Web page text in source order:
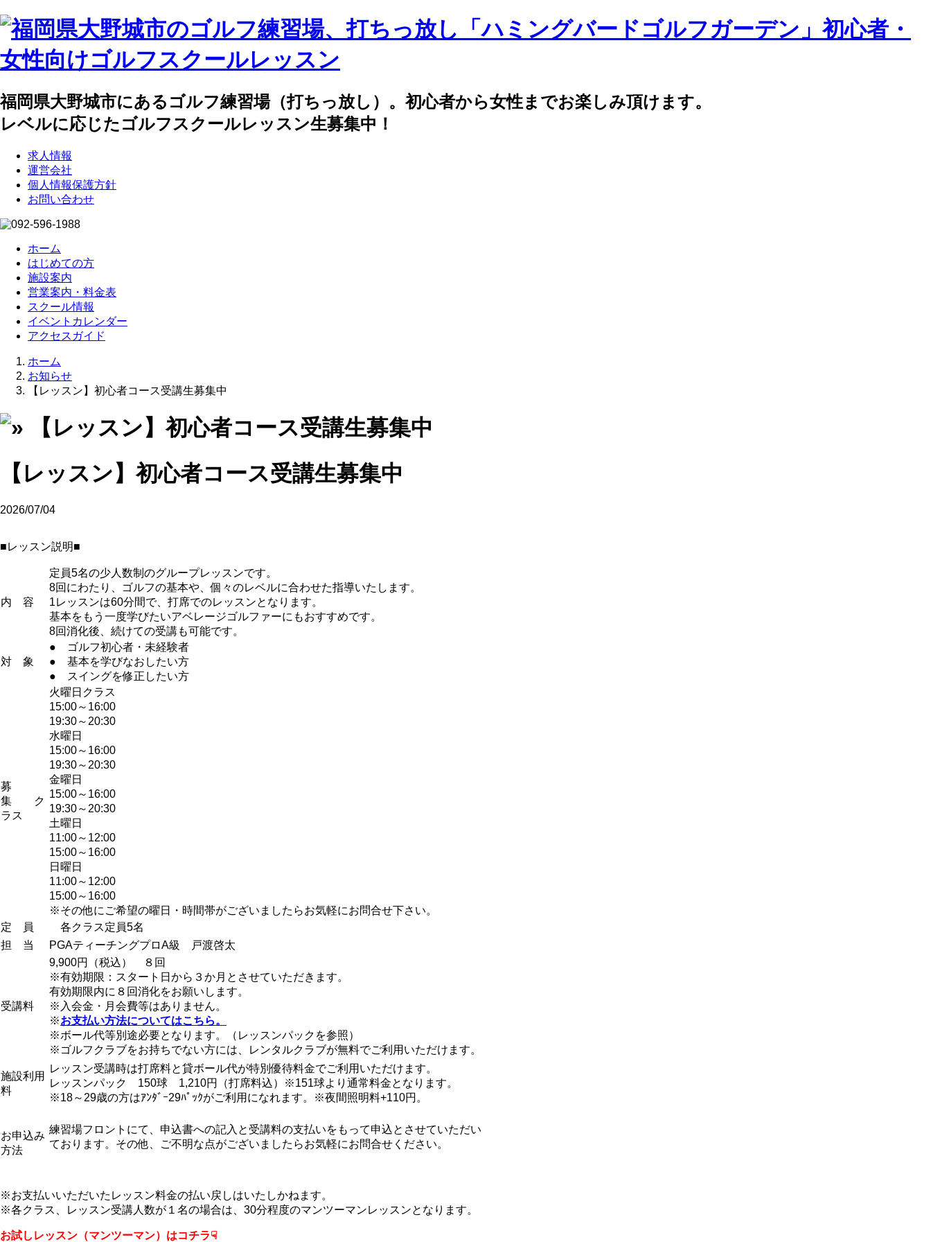
福岡県大野城市にあるゴルフ練習場（打ちっ放し）。初心者から女性までお楽しみ頂けます。
レベルに応じたゴルフスクールレッスン生募集中！
求人情報
運営会社
個人情報保護方針
お問い合わせ
ホーム
はじめての方
施設案内
営業案内・料金表
スクール情報
イベントカレンダー
アクセスガイド
ホーム
お知らせ
【レッスン】初心者コース受講生募集中
【レッスン】初心者コース受講生募集中
2026/07/04
■レッスン説明■
内 容
定員5名の少人数制のグループレッスンです。
8回にわたり、ゴルフの基本や、個々のレベルに合わせた指導いたします。
1レッスンは60分間で、打席でのレッスンとなります。
基本をもう一度学びたいアベレージゴルファーにもおすすめです。
8回消化後、続けての受講も可能です。
対 象
● ゴルフ初心者・未経験者
● 基本を学びなおしたい方
● スイングを修正したい方
募
集 ク
ラス
火曜日クラス
15:00～16:00
19:30～20:30
水曜日
15:00～16:00
19:30～20:30
金曜日
15:00～16:00
19:30～20:30
土曜日
11:00～12:00
15:00～16:00
日曜日
11:00～12:00
15:00～16:00
※その他にご希望の曜日・時間帯がございましたらお気軽にお問合せ下さい。
定 員
各クラス定員5名
担 当
PGAティーチングプロA級 戸渡啓太
受講料
9,900円（税込） ８回
※有効期限：スタート日から３か月とさせていただきます。
有効期限内に８回消化をお願いします。
※入会金・月会費等はありません。
※お支払い方法についてはこちら。
※ボール代等別途必要となります。（レッスンパックを参照）
※ゴルフクラブをお持ちでない方には、レンタルクラブが無料でご利用いただけます。
施設利用
料
レッスン受講時は打席料と貸ボール代が特別優待料金でご利用いただけます。
レッスンパック 150球 1,210円（打席料込）※151球より通常料金となります。
※18～29歳の方はｱﾝﾀﾞｰ29ﾊﾟｯｸがご利用になれます。※夜間照明料+110円。
お申込み
方法
練習場フロントにて、申込書への記入と受講料の支払いをもって申込とさせていただい
ております。 その他、ご不明な点がございましたらお気軽にお問合せください。
※お支払いいただいたレッスン料金の払い戻しはいたしかねます。
※各クラス、レッスン受講人数が１名の場合は、30分程度のマンツーマンレッスンとなります。
お試しレッスン（マンツーマン）はコチラ☟